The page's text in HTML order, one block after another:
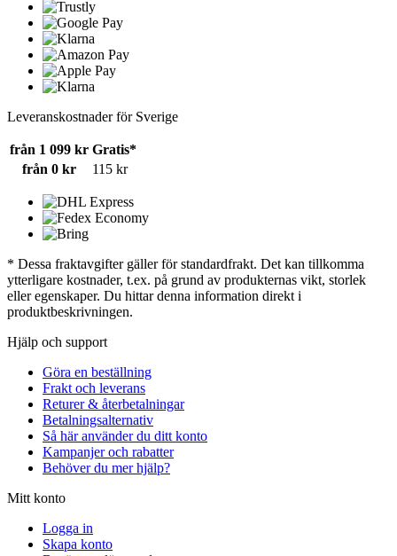
Leveranskostnader för Sverige
från 1 099 kr Gratis*
från 0 kr
115 kr
* Dessa fraktavgifter gäller för standardfrakt. Det kan tillkomma
ytterligare kostnader, t.ex. på grund av produkternas vikt, storlek
eller egenskaper. Du hittar denna information direkt i
produktbeskrivningen.
Hjälp och support
Göra en beställning
Frakt och leverans
Returer & återbetalningar
Betalningsalternativ
Så här använder du ditt konto
Kampanjer och rabatter
Behöver du mer hjälp?
Mitt konto
Logga in
Skapa konto